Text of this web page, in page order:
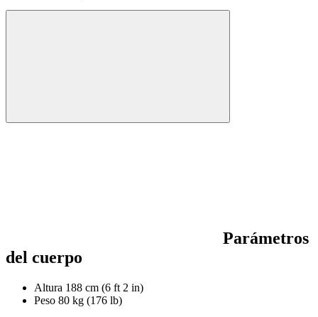
Parámetros
del cuerpo
Altura 188 cm (6 ft 2 in)
Peso 80 kg (176 lb)